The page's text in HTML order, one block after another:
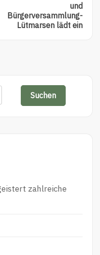
und
Bürgerversammlung-
Lütmarsen lädt ein
zahlreiche